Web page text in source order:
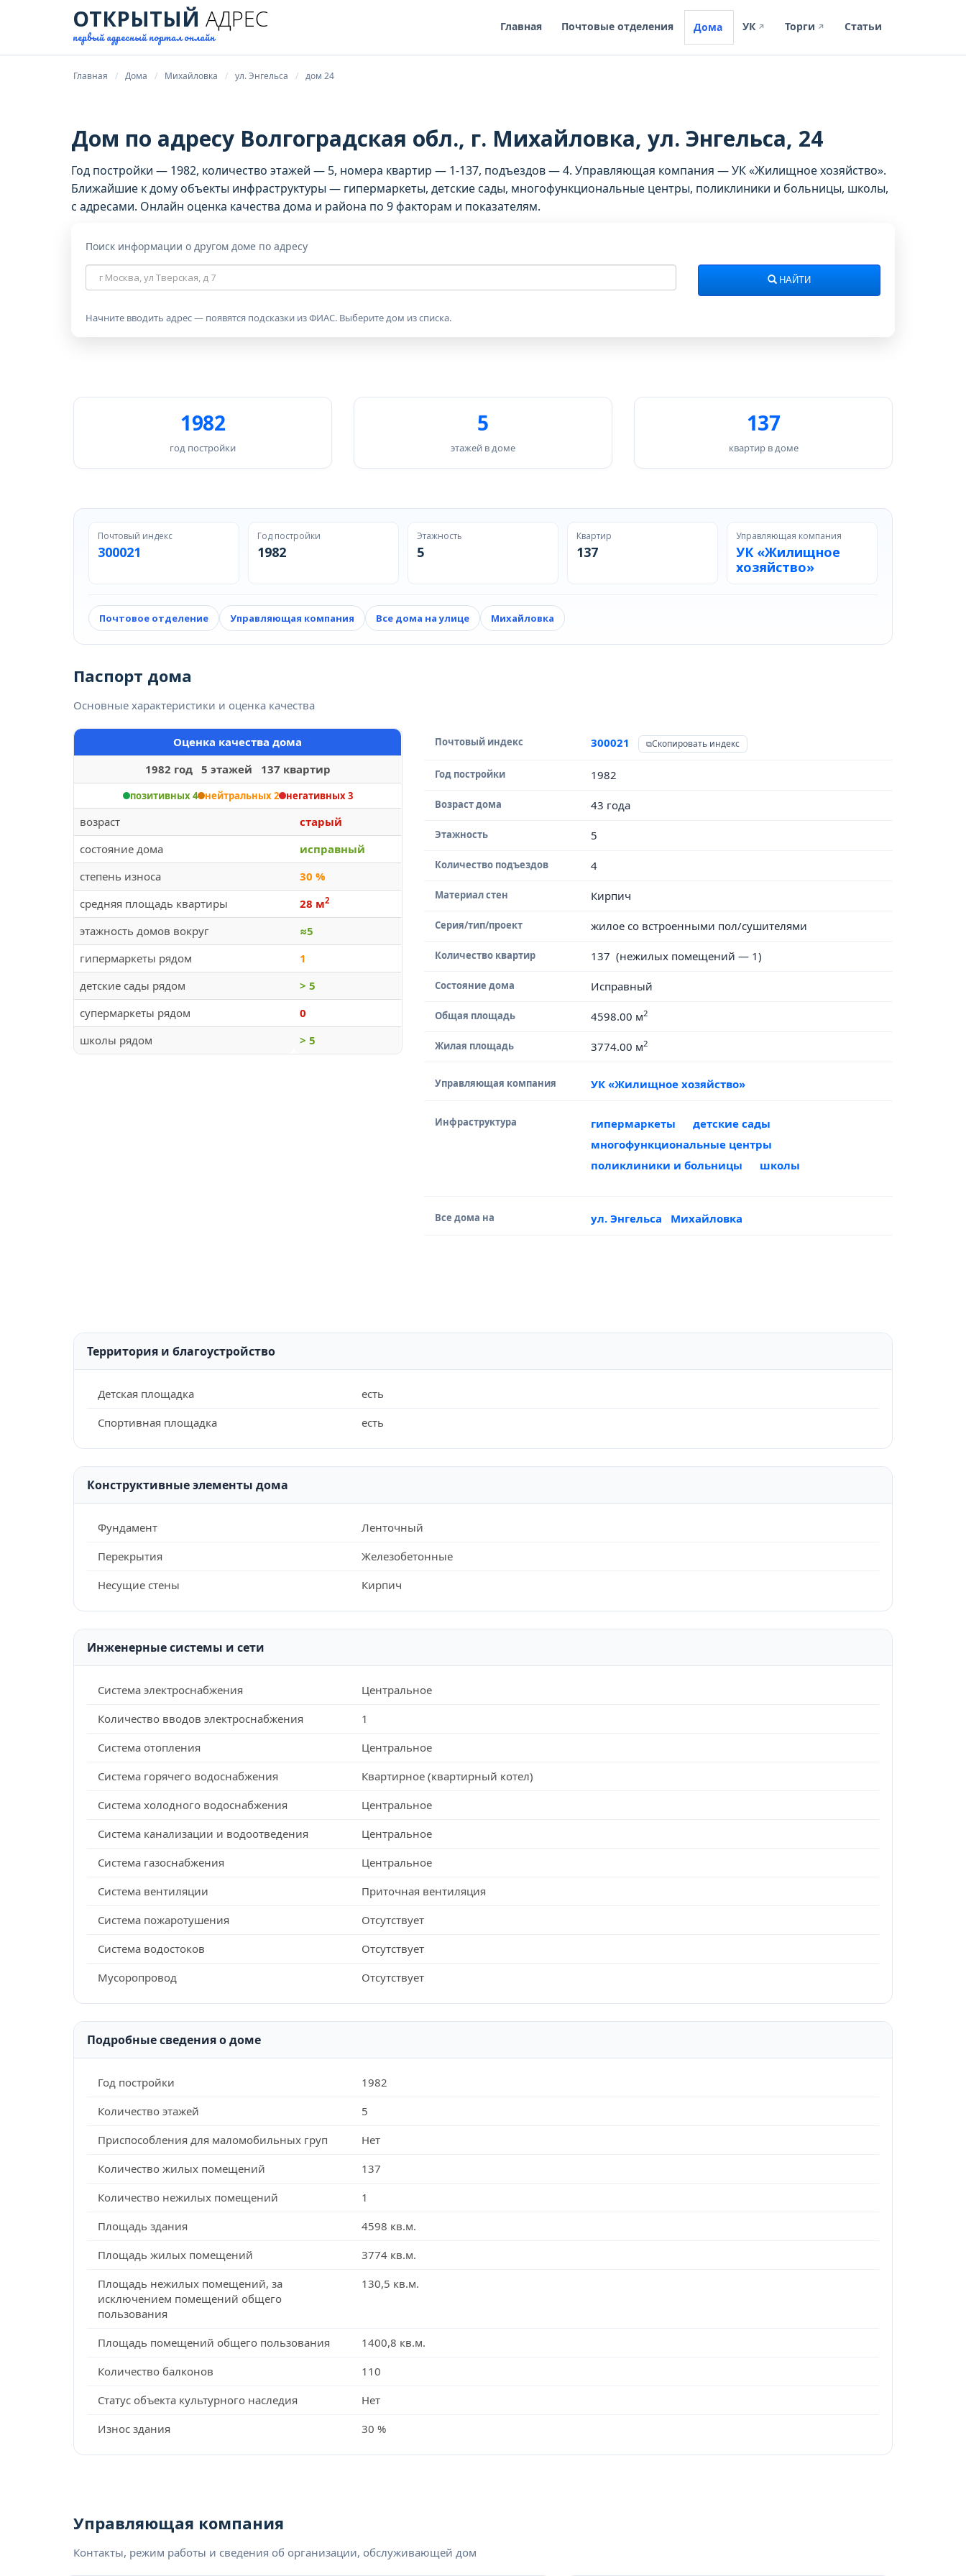
ОТКРЫТЫЙ АДРЕС
первый адресный портал онлайн
Главная Почтовые отделения Дома УК ↗ Торги ↗ Статьи
Главная Дома Михайловка ул. Энгельса дом 24
Дом по адресу Волгоградская обл., г. Михайловка, ул. Энгельса, 24
Год постройки — 1982, количество этажей — 5, номера квартир — 1-137, подъездов — 4. Управляющая компания — УК «Жилищное хозяйство».
Ближайшие к дому объекты инфраструктуры — гипермаркеты, детские сады, многофункциональные центры, поликлиники и больницы, школы,
с адресами. Онлайн оценка качества дома и района по 9 факторам и показателям.
Поиск информации о другом доме по адресу
Адрес
дома
Начните вводить адрес — появятся подсказки из ФИАС. Выберите дом из списка.
НАЙТИ
1982
год постройки
5
этажей в доме
137
квартир в доме
Почтовый индекс
300021
Год постройки
1982
Этажность
5
Квартир
137
Управляющая компания
УК «Жилищное
хозяйство»
Почтовое отделение Управляющая компания Все дома на улице Михайловка
Паспорт дома
Основные характеристики и оценка качества
Оценка качества дома
1982 год 5 этажей 137 квартир
позитивных 4 нейтральных 2 негативных 3
возраст
старый
состояние дома
исправный
степень износа
30 %
средняя площадь квартиры
28 м2
этажность домов вокруг
≈5
гипермаркеты рядом
1
детские сады рядом
> 5
супермаркеты рядом
0
школы рядом
> 5
Почтовый индекс 300021 Скопировать индекс
Год постройки 1982
Возраст дома 43 года
Этажность 5
Количество подъездов 4
Материал стен Кирпич
Серия/тип/проект жилое со встроенными пол/сушителями
Количество квартир 137 (нежилых помещений — 1)
Состояние дома Исправный
Общая площадь 4598.00 м2
Жилая площадь 3774.00 м2
Управляющая компания УК «Жилищное хозяйство»
Инфраструктура гипермаркеты
детские сады
многофункциональные центры
поликлиники и больницы
школы
Все дома на ул. Энгельса Михайловка
Территория и благоустройство
Детская площадка
есть
Спортивная площадка
есть
Конструктивные элементы дома
Фундамент
Ленточный
Перекрытия
Железобетонные
Несущие стены
Кирпич
Инженерные системы и сети
Система электроснабжения
Центральное
Количество вводов электроснабжения
1
Система отопления
Центральное
Система горячего водоснабжения
Квартирное (квартирный котел)
Система холодного водоснабжения
Центральное
Система канализации и водоотведения
Центральное
Система газоснабжения
Центральное
Система вентиляции
Приточная вентиляция
Система пожаротушения
Отсутствует
Система водостоков
Отсутствует
Мусоропровод
Отсутствует
Подробные сведения о доме
Год постройки
1982
Количество этажей
5
Приспособления для маломобильных груп
Нет
Количество жилых помещений
137
Количество нежилых помещений
1
Площадь здания
4598 кв.м.
Площадь жилых помещений
3774 кв.м.
Площадь нежилых помещений, за
исключением помещений общего
пользования
130,5 кв.м.
Площадь помещений общего пользования
1400,8 кв.м.
Количество балконов
110
Статус объекта культурного наследия
Нет
Износ здания
30 %
Управляющая компания
Контакты, режим работы и сведения об организации, обслуживающей дом